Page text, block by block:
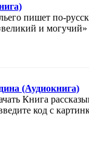
пишет по-
и могучий»
(Аудиокнига)
Книга
код с